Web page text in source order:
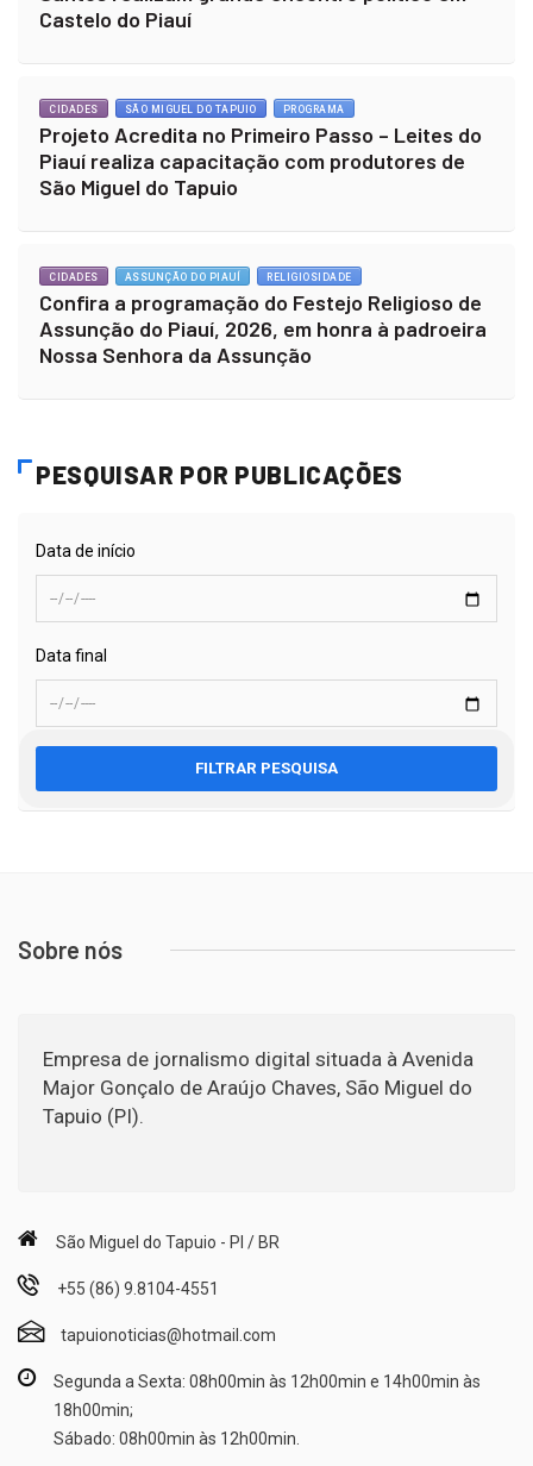
Castelo do Piauí
CIDADES SÃO MIGUEL DO TAPUIO PROGRAMA
Projeto Acredita no Primeiro Passo – Leites do
Piauí realiza capacitação com produtores de
São Miguel do Tapuio
CIDADES ASSUNÇÃO DO PIAUÍ RELIGIOSIDADE
Confira a programação do Festejo Religioso de
Assunção do Piauí, 2026, em honra à padroeira
Nossa Senhora da Assunção
PESQUISAR POR PUBLICAÇÕES
Data de início
Data final
FILTRAR PESQUISA
Sobre nós
Empresa de jornalismo digital situada à Avenida
Major Gonçalo de Araújo Chaves, São Miguel do
Tapuio (PI).
São Miguel do Tapuio - PI / BR
+55 (86) 9.8104-4551
tapuionoticias@hotmail.com
Segunda a Sexta: 08h00min às 12h00min e 14h00min às
18h00min;
Sábado: 08h00min às 12h00min.